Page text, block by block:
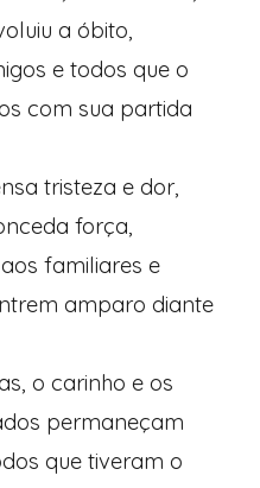
a óbito,
e todos que o
com sua partida
tristeza e dor,
força,
familiares e
amparo diante
o carinho e os
permaneçam
que tiveram o